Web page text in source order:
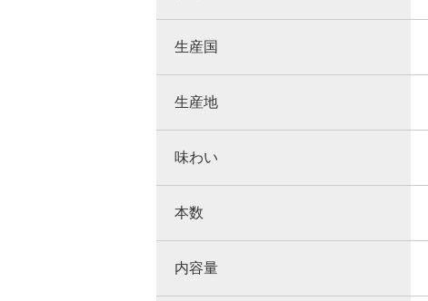
生産国
生産地
味わい
本数
内容量